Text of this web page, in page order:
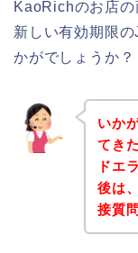
KaoRichのお店
新しい有効期限
かがでしょうか？
いか
てき
ドエ
後は
接質